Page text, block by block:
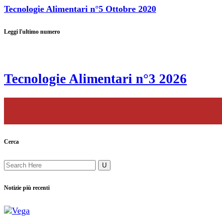
Tecnologie Alimentari n°5 Ottobre 2020
Leggi l'ultimo numero
Tecnologie Alimentari n°3 2026
Cerca
Notizie più recenti